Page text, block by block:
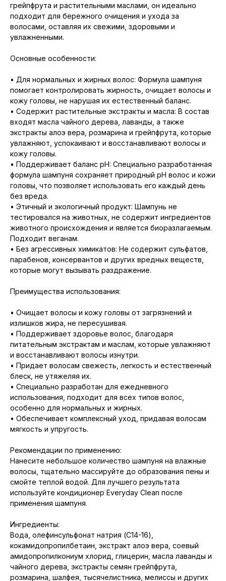
грейпфрута и растительными маслами, он идеально
подходит для бережного очищения и ухода за
волосами, оставляя их свежими, здоровыми и
увлажненными.
Основные особенности:
• Для нормальных и жирных волос: Формула шампуня
помогает контролировать жирность, очищает волосы и
кожу головы, не нарушая их естественный баланс.
• Содержит растительные экстракты и масла: В состав
входят масла чайного дерева, лаванды, а также
экстракты алоэ вера, розмарина и грейпфрута, которые
увлажняют, успокаивают и восстанавливают волосы и
кожу головы.
• Поддерживает баланс pH: Специально разработанная
формула шампуня сохраняет природный pH волос и кожи
головы, что позволяет использовать его каждый день
без вреда.
• Этичный и экологичный продукт: Шампунь не
тестировался на животных, не содержит ингредиентов
животного происхождения и является биоразлагаемым.
Подходит веганам.
• Без агрессивных химикатов: Не содержит сульфатов,
парабенов, консервантов и других вредных веществ,
которые могут вызывать раздражение.
Преимущества использования:
• Очищает волосы и кожу головы от загрязнений и
излишков жира, не пересушивая.
• Поддерживает здоровье волос, благодаря
питательным экстрактам и маслам, которые увлажняют
и восстанавливают волосы изнутри.
• Придает волосам свежесть, легкость и естественный
блеск, не утяжеляя их.
• Специально разработан для ежедневного
использования, подходит для всех типов волос,
особенно для нормальных и жирных.
• Обеспечивает комплексный уход, придавая волосам
мягкость и упругость.
Рекомендации по применению:
Нанесите небольшое количество шампуня на влажные
волосы, тщательно массируйте до образования пены и
смойте теплой водой. Для лучшего результата
используйте кондиционер Everyday Clean после
применения шампуня.
Ингредиенты:
Вода, олефинсульфонат натрия (C14-16),
кокамидопропилбетаин, экстракт алоэ вера, соевый
амидопропилкониум хлорид, глицерин, масла лаванды и
чайного дерева, экстракты семян грейпфрута,
розмарина, шалфея, тысячелистника, мелиссы и других